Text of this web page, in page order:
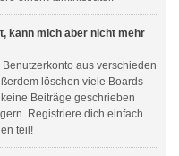
kann mich aber nicht mehr
aus verschieden
löschen viele Boards
Beiträge geschrieben
Registriere dich einfach
teil!